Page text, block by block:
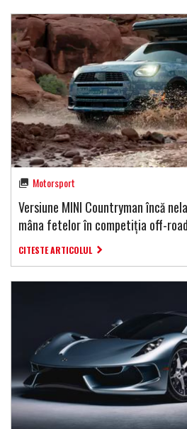
Motorsport
Versiune MINI Countryman încă
mâna fetelor în competiția off-
CITESTE ARTICOLUL